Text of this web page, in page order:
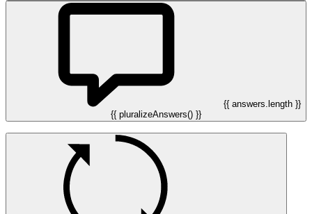
{{ answers.length }}
{{ pluralizeAnswers() }}